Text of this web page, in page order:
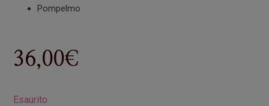
Pompelmo
36,00€
Esaurito